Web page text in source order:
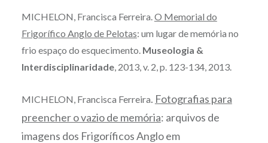
MICHELON, Francisca Ferreira.O Memorial do
Frigorífico Anglo de Pelotas: um lugar de memória no
frio espaço do esquecimento. Museologia &
Interdisciplinaridade, 2013, v. 2, p. 123-134, 2013.
MICHELON, Francisca Ferreira. Fotografias para
preencher o vazio de memória: arquivos de
imagens dos Frigoríficos Anglo em